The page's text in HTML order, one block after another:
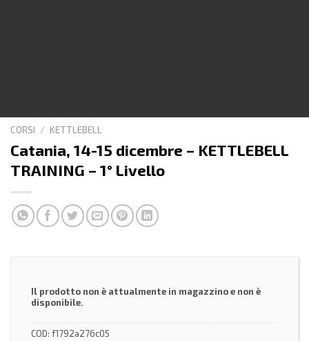
CORSI / KETTLEBELL
Catania, 14-15 dicembre – KETTLEBELL
TRAINING – 1° Livello
Il prodotto non è attualmente in magazzino e non è
disponibile.
COD: f1792a276c05